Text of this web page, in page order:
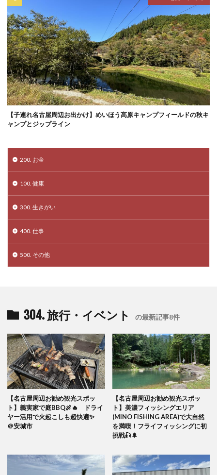
【子連れ名古屋周辺お出かけ】めいほう高原キャンプフィールドの秋キ
ャンプとジップライン
200. お金
100. 健康
300. 生きがい
400. 仕事
500. その他
304. 旅行・イベント の最新記事8件
【名古屋周辺お勧め観光スポッ
ト】義実家で庭BBQ🍖🔥 ドライ
ヤー活用で火起こしも超快適✨
＠安城市
【名古屋周辺お勧め観光スポッ
ト】美濃フィッシングエリア
(MINO FISHING AREA)で大自然
を満喫！フライフィッシングに初
挑戦🎣🌲